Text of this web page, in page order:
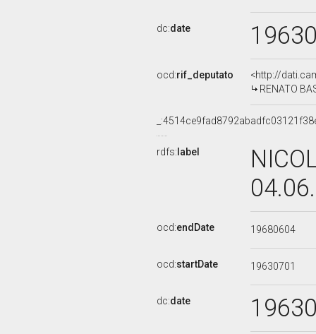
dc:date
ocd:rif_deputato
<http://
RENATO
rdfs: label
ocd:endDate 19680604
ocd:startDate 19630701
dc:date